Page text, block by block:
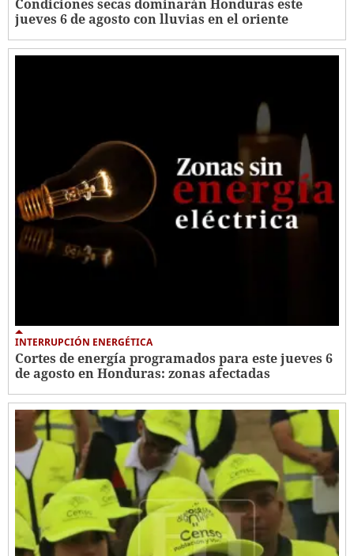
Condiciones secas dominarán Honduras este
jueves 6 de agosto con lluvias en el oriente
INTERRUPCIÓN ENERGÉTICA
Cortes de energía programados para este jueves 6
de agosto en Honduras: zonas afectadas